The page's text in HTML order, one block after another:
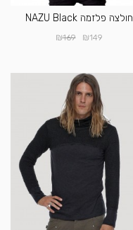
חולצה פלזמה NAZU Black
₪149
₪169